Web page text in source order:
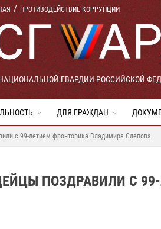
ПРОТИВОДЕЙСТВИЕ КОРРУПЦИИ
ГВАРДИИ РОССИЙСКОЙ
ДЛЯ ГРАЖДАН
с 99-летием фронтовика Владимира Слепова
ПОЗДРАВИЛИ С